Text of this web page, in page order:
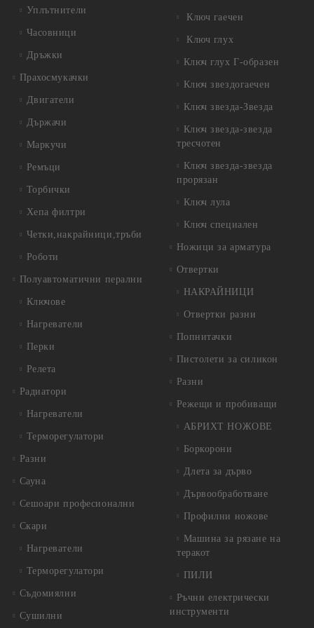
Уплътнители
Часовници
Дръжки
Прахосмукачки
Двигатели
Държачи
Маркучи
Ремъци
Торбички
Хепа филтри
Четки,накрайници,тръби
Роботи
Полуавтоматични перални
Ключове
Нагреватели
Перки
Релета
Радиатори
Нагреватели
Терморегулатори
Разни
Сауна
Сешоари професионални
Скари
Нагреватели
Терморегулатори
Съдомиялни
Сушилни
Ключ гаечен
Ключ глух
Ключ глух Г-образен
Ключ звездогаечен
Ключ звезда-Звезда
Ключ звезда-звезда
тресчотен
Ключ звезда-звезда
прорязан
Ключ лула
Ключ специален
Ножици за арматура
Отвертки
НАКРАЙНИЦИ
Отвертки разни
Попнитачки
Пистолети за силикон
Разни
Режещи и пробиващи
АБРИХТ НОЖОВЕ
Боркорони
Длета за дърво
Дървообработване
Профилни ножове
Машина за рязане на
теракот
ПИЛИ
Ръчни електрически
инструменти